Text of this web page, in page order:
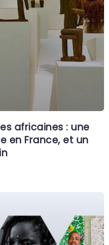
africaines : une
en France, et un